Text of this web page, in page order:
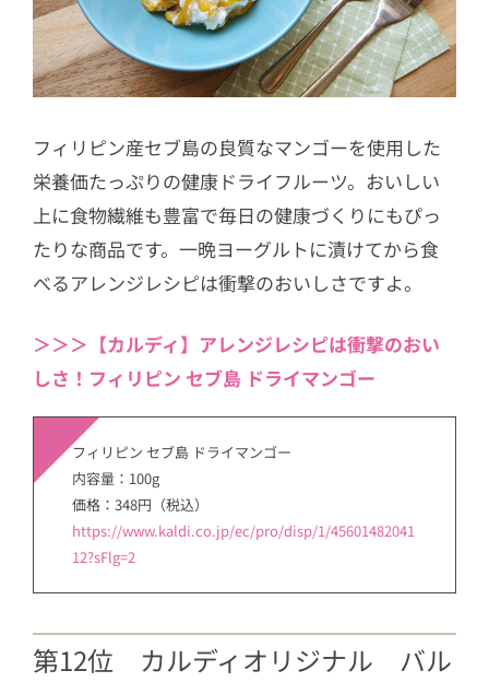
フィリピン産セブ島の良質なマンゴーを使用した
栄養価たっぷりの健康ドライフルーツ。おいしい
上に食物繊維も豊富で毎日の健康づくりにもぴっ
たりな商品です。一晩ヨーグルトに漬けてから食
べるアレンジレシピは衝撃のおいしさですよ。
＞＞＞【カルディ】アレンジレシピは衝撃のおい
しさ！フィリピン セブ島 ドライマンゴー
フィリピン セブ島 ドライマンゴー
内容量：100g
価格：348円（税込）
https://www.kaldi.co.jp/ec/pro/disp/1/45601482041
12?sFlg=2
第12位 カルディオリジナル バル